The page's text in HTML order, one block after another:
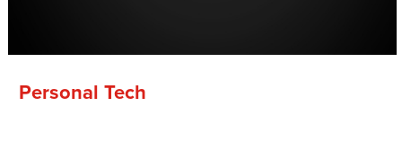
Personal Tech